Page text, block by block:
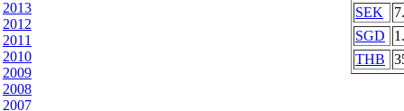
2013
2012
2011
2010
2009
2008
2007
SEK
SGD
THB